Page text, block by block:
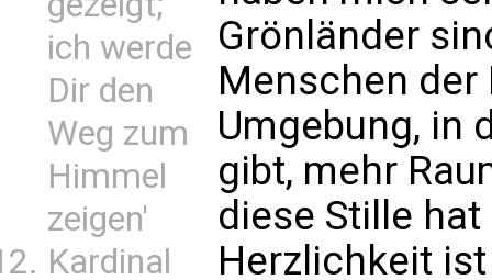
ich werde
Dir den
Weg zum
Himmel
zeigen'
Kardinal
Grönländer
Menschen der
Umgebung, in
gibt, mehr
diese Stille
Herzlichkeit